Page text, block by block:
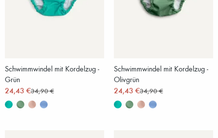
Schwimmwindel mit Kordelzug -
Grün
24,43 €34,90 €
Schwimmwindel mit Kordelzug -
Olivgrün
24,43 €34,90 €